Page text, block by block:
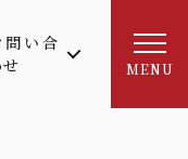
問い合
MENU